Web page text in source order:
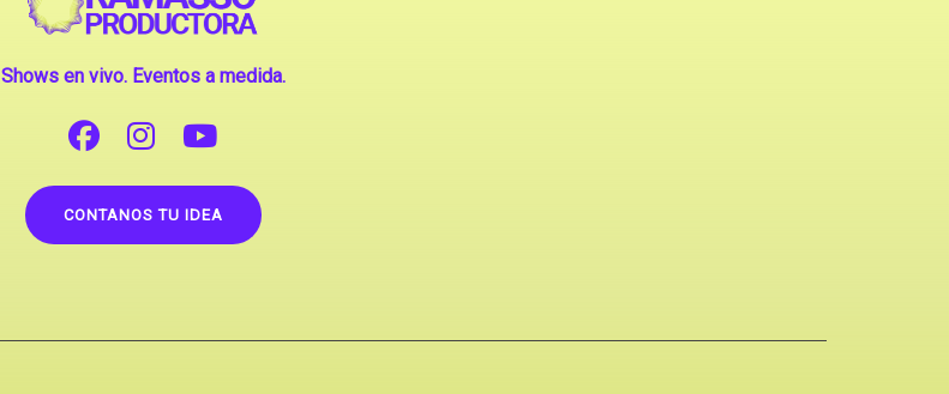
Shows en vivo. Eventos a medida.
CONTANOS TU IDEA